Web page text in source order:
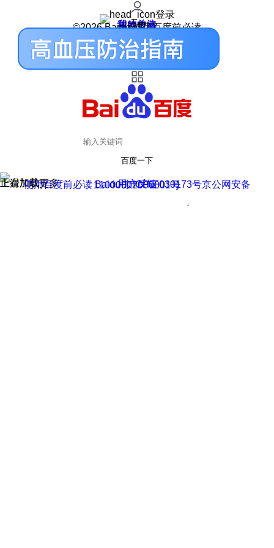
登录
我的关注
我的收藏
皮肤中心
用户反馈
设置
©2026 Baidu 使用百度前必读
百度一下
正在加载
上滑加载更多 用户反馈
使用百度前必读 Baidu 京ICP证030173号
京公网安备11000002000001号